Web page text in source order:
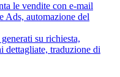
le vendite con e-mail
Ads, automazione del
su richiesta,
dettagliate, traduzione di